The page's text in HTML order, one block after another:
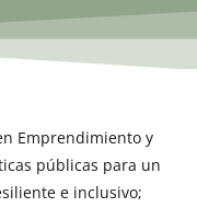
Emprendimiento y
públicas para un
e inclusivo;